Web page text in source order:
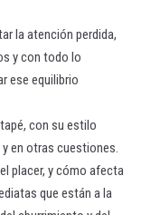
la atención perdida,
y con todo lo
ese equilibrio
con su estilo
en otras cuestiones.
placer, y cómo afecta
que están a la